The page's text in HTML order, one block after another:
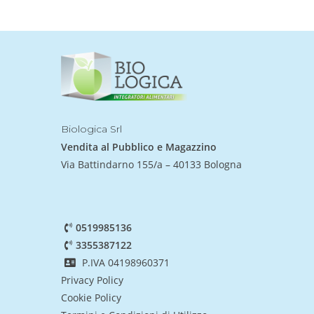
Biologica Srl
Vendita al Pubblico e Magazzino
Via Battindarno 155/a – 40133 Bologna
0519985136
3355387122
P.IVA 04198960371
Privacy Policy
Cookie Policy